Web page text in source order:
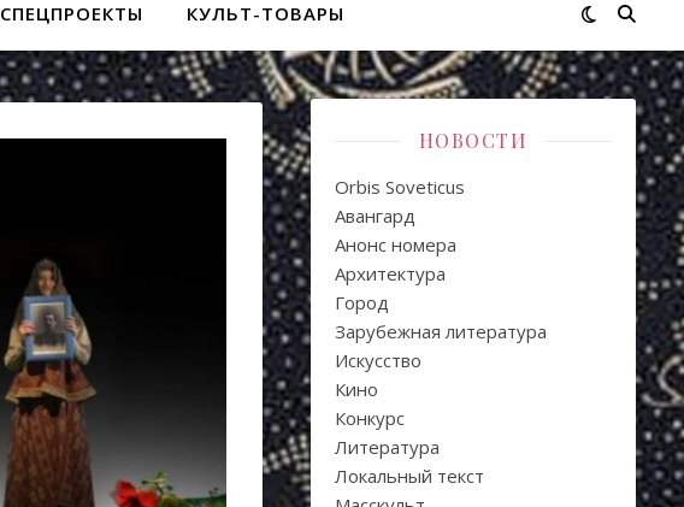
СПЕЦПРОЕКТЫ КУЛЬТ-ТОВАРЫ
НОВОСТИ
Orbis Soveticus
Авангард
Анонс номера
Архитектура
Город
Зарубежная литература
Искуcство
Кино
Конкурс
Литература
Локальный текст